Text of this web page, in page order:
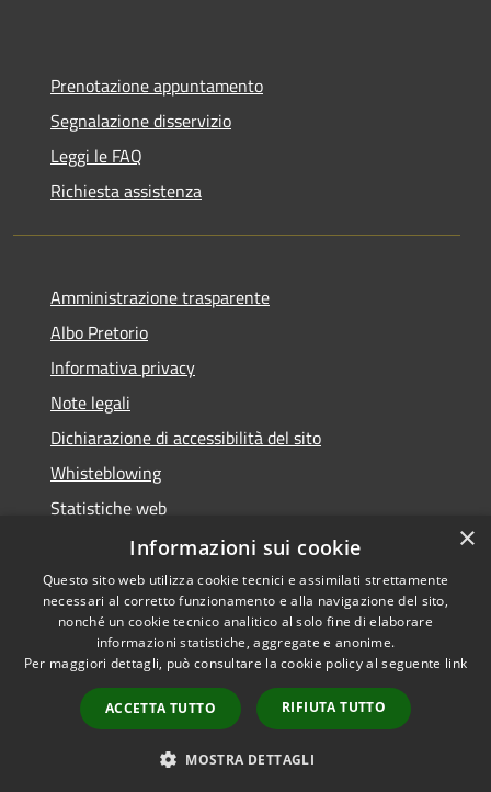
Prenotazione appuntamento
Segnalazione disservizio
Leggi le FAQ
Richiesta assistenza
Amministrazione trasparente
Albo Pretorio
Informativa privacy
Note legali
Dichiarazione di accessibilità del sito
Whisteblowing
Statistiche web
Segnalazioni di non conformità
RSS
Accessibility
Copyright © 2026 • Town of •
Municipium
Admin access
×
Informazioni sui cookie
Questo sito web utilizza cookie tecnici e assimilati strettamente
necessari al corretto funzionamento e alla navigazione del sito,
nonché un cookie tecnico analitico al solo fine di elaborare
informazioni statistiche, aggregate e anonime.
Per maggiori dettagli, può consultare la cookie policy al seguente link
ACCETTA TUTTO RIFIUTA TUTTO
MOSTRA DETTAGLI